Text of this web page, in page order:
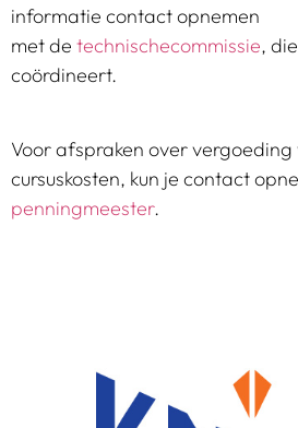
informatie contact opnemen
met de technischecommissie,
coördineert.
Voor afspraken over vergoeding
cursuskosten, kun je contact
penningmeester.